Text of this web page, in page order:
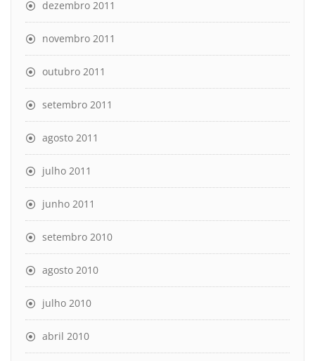
dezembro 2011
novembro 2011
outubro 2011
setembro 2011
agosto 2011
julho 2011
junho 2011
setembro 2010
agosto 2010
julho 2010
abril 2010